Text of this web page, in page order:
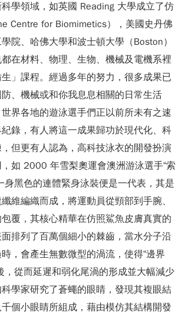
學領域，如英國 Reading 大學成立了仿
Centre for Biomimetics），美國史丹佛
院、哈佛大學和波士頓大學（Boston）
在材料、物理、生物、機械及電機系裡
」課程。經過多年的努力，很多成果已
、機械或和你我息息相關的日常生活
界各地的遊泳選手們正以前所未有之速
錄，有人將這一成果歸功於現代化、科
但更有人認為，高科技泳衣的開發扮演
如 2000 年雪梨奧運會澳洲游泳選手“索
身黑色的連體緊身泳裝便是一代表，其是
維編織而成，將運動員從頸部到手腕、
覆，其核心精華在仿照鯊魚皮膚真實的
排列了百萬個細小的棘齒，當水分子沿
，會產生無數微型的渦流，使得“邊界
，從而延遲和弱化尾渦的形成並大幅減少
學家研究了蒼蠅的眼睛，發現其複眼結
個小眼睛所組成，藉由模仿其結構開發